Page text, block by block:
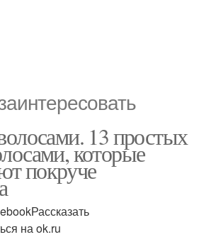
13 простых
которые
покруче
на ok.ru